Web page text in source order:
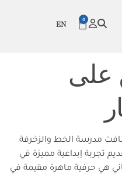
0
EN
على
مدرسة الخط والزخرفة
تجربة إبداعية مميزة في
هي حرفية ماهرة مقيمة في